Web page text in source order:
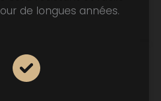
de longues années.